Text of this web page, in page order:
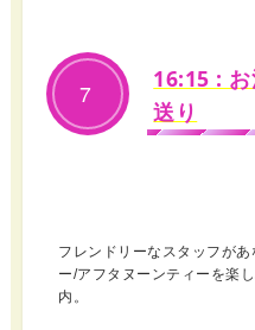
7
16:15 :
送り
フレンドリーなスタッフが
ー/アフタヌーンティーを楽
内。